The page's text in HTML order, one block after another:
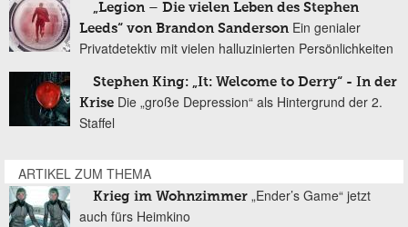
„Legion – Die vielen Leben des Stephen
Leeds“ von Brandon Sanderson Ein genialer
Privatdetektiv mit vielen halluzinierten Persönlichkeiten
Stephen King: „It: Welcome to Derry“ - In der
Krise Die „große Depression“ als Hintergrund der 2.
Staffel
ARTIKEL ZUM THEMA
Krieg im Wohnzimmer „Ender’s Game“ jetzt
auch fürs Heimkino